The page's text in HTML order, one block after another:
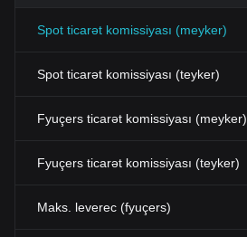
Spot ticarət komissiyası (meyker)
Spot ticarət komissiyası (teyker)
Fyuçers ticarət komissiyası (meyker)
Fyuçers ticarət komissiyası (teyker)
Maks. leverec (fyuçers)